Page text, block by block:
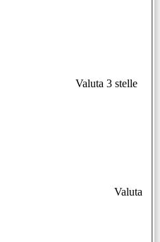
Valuta 3 stelle
Valuta